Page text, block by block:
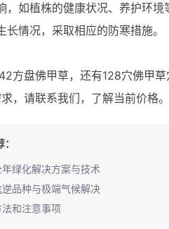
如植株的健康状况、养护环
情况，采取相应的防寒措施。
方盘佛甲草，还有128穴佛甲
，请联系我们，了解当前价格。
绿化解决方案与技术
品种与极端气候解决
和注意事项